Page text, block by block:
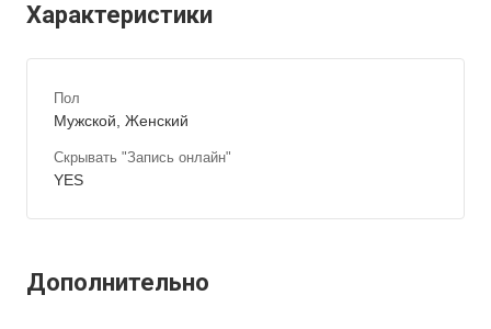
Характеристики
Пол
Мужской, Женский
Скрывать "Запись онлайн"
YES
Дополнительно